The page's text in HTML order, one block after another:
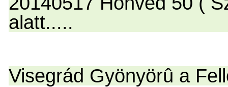
alatt.....
Visegrád Gyönyörû a